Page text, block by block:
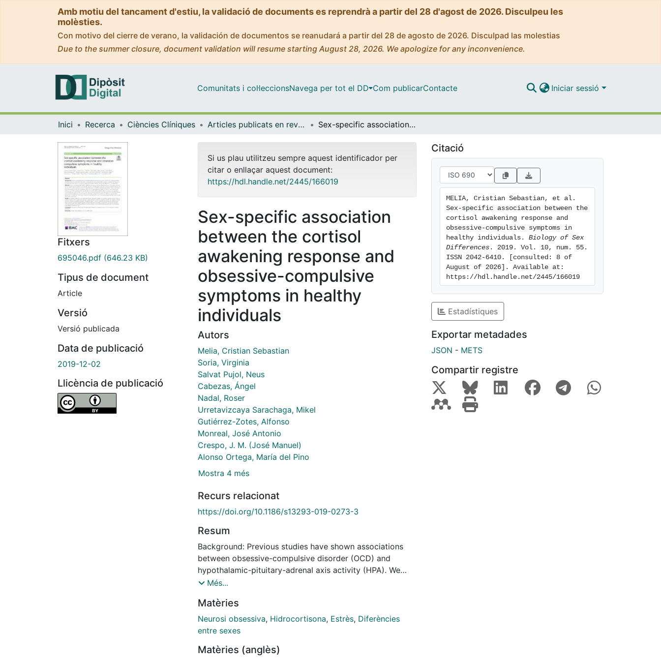
Amb motiu del tancament d'estiu, la validació de documents es reprendrà a partir del 28 d'agost de 2026. Disculpeu les
molèsties.
Con motivo del cierre de verano, la validación de documentos se reanudará a partir del 28 de agosto de 2026. Disculpad las molestias
Due to the summer closure, document validation will resume starting August 28, 2026. We apologize for any inconvenience.
Comunitats i col·leccionsNavega per tot el DD Com publicarContacte Iniciar sessió
Inici Recerca Ciències Clíniques Articles publicats en revistes (Ciències Clíniques) Sex-specific association between the cortisol awakening response and obsessive-compulsive symptoms in healthy individuals
Fitxers
695046.pdf (646.23 KB)
Tipus de document
Article
Versió
Versió publicada
Data de publicació
2019-12-02
Llicència de publicació
Si us plau utilitzeu sempre aquest identificador per
citar o enllaçar aquest document:
https://hdl.handle.net/2445/166019
Sex-specific association
between the cortisol
awakening response and
obsessive-compulsive
symptoms in healthy
individuals
Autors
Melia, Cristian Sebastian
Soria, Virginia
Salvat Pujol, Neus
Cabezas, Ángel
Nadal, Roser
Urretavizcaya Sarachaga, Mikel
Gutiérrez-Zotes, Alfonso
Monreal, José Antonio
Crespo, J. M. (José Manuel)
Alonso Ortega, María del Pino
Mostra 4 més
Recurs relacionat
https://doi.org/10.1186/s13293-019-0273-3
Resum
Background: Previous studies have shown associations
between obsessive-compulsive disorder (OCD) and
hypothalamic-pituitary-adrenal axis activity (HPA). We
aimed to investigate the association between obsessive-
a non-clinical sample and to explore whether there are
sex differences in this relationship. Methods: One hundred
eighty-three healthy individuals without any psychiatric
years) were recruited from the general population. The
Més...
Matèries
Neurosi obsessiva, Hidrocortisona, Estrès, Diferències
entre sexes
Matèries (anglès)
Citació
MELIA, Cristian Sebastian, et al.
Sex-specific association between the
cortisol awakening response and
obsessive-compulsive symptoms in
healthy individuals. Biology of Sex
Differences . 2019. Vol. 10, num. 55.
ISSN 2042-6410. [consulted: 8 of
August of 2026]. Available at:
https://hdl.handle.net/2445/166019
Estadístiques
Exportar metadades
JSON - METS
Compartir registre